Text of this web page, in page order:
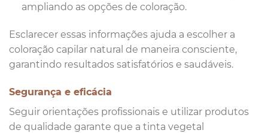
ampliando as opções de coloração.
Esclarecer essas informações ajuda a escolher a
coloração capilar natural de maneira consciente,
garantindo resultados satisfatórios e saudáveis.
Segurança e eficácia
Seguir orientações profissionais e utilizar produtos
de qualidade garante que a tinta vegetal